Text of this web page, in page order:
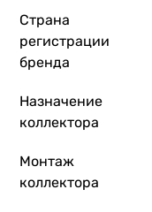
Страна
регистрации
бренда
Назначение
коллектора
Монтаж
коллектора